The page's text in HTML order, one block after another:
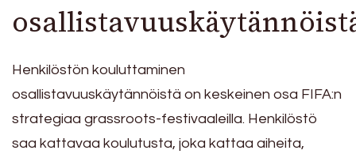
Henkilöstön kouluttaminen
osallistavuuskäytännöistä on keskeinen osa FIFA:n
strategiaa grassroots-festivaaleilla. Henkilöstö
saa kattavaa koulutusta, joka kattaa aiheita,